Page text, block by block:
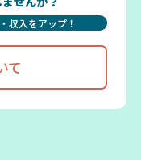
収入をアップ！
て